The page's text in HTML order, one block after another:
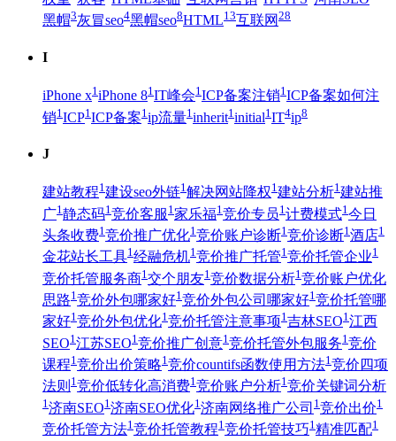
黑帽3灰冒seo4黑帽seo8HTML13互联网 28
I
iPhone x1 iPhone 81 IT峰会1 ICP备案注销1 ICP备案如何注
销1 ICP1 ICP备案1 ip流量1 inherit1 initial1 IT4ip8
J
建站教程1建设seo外链1解决网站降权1建站分析1建站推
广1 静态码1 竞价客服 1 家乐福1 竞价专员1 计费模式1 今日
头条收费1 竞价推广优化1 竞价账户诊断1 竞价诊断1 酒店1
金花站长工具1经融危机1竞价推广托管1竞价托管企业1
竞价托管服务商1 交个朋友1 竞价数据分析1 竞价账户优化
思路1 竞价外包哪家好1 竞价外包公司哪家好1 竞价托管哪
家好1竞价外包优化1竞价托管注意事项1吉林SEO1江西
SEO1 江苏SEO1 竞价推广创意1 竞价托管外包服务1 竞价
课程1 竞价出价策略1 竞价countifs函数使用方法1 竞价四项
法则 1竞价低转化高消费1竞价账户分析1竞价关键词分析
1 济南SEO1 济南SEO优化1 济南网络推广公司 1 竞价出价1
竞价托管方法1 竞价托管教程1 竞价托管技巧1 精准匹配1